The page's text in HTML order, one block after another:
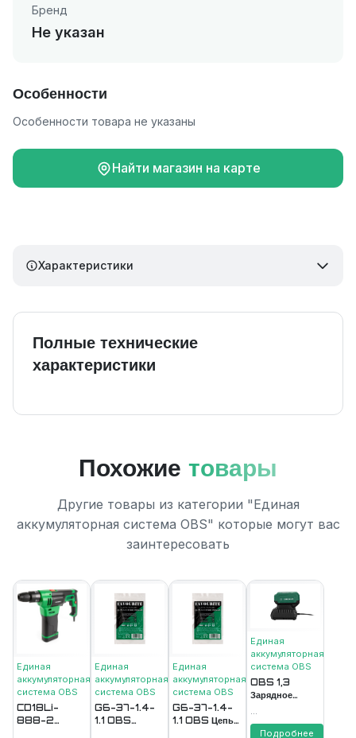
Бренд
Не указан
Особенности
Особенности товара не указаны
Найти магазин на карте
Характеристики
Полные технические
характеристики
Похожие товары
Другие товары из категории "Единая
аккумуляторная система ОВS" которые могут вас
заинтересовать
Единая
аккумуляторная
система ОВS
CD18Li-
888-2
Единая
аккумуляторная
система ОВS
G6-37-1.4-
1.1 OBS
Единая
аккумуляторная
система ОВS
G6-37-1.4-
1.1 OBS Цепь
Единая
аккумуляторная
система ОВS
OBS 1,3
Зарядное
FAVOURITE
...
Подробнее